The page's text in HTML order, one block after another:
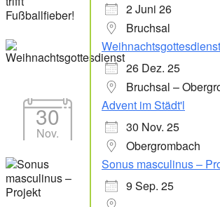
2 Juni 26
Bruchsal
Weihnachtsgottesdienst
26 Dez. 25
Bruchsal –
30
Nov.
Advent im Städt'l
30 Nov. 25
Obergrombach
Sonus masculinus –
9 Sep. 25